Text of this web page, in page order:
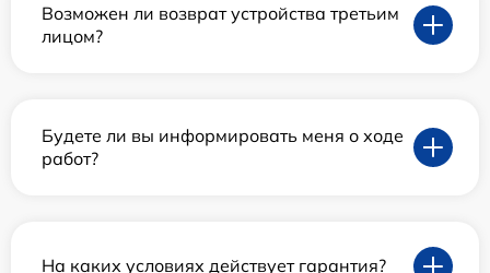
Возможен ли возврат устройства третьим
лицом?
Будете ли вы информировать меня о ходе
работ?
На каких условиях действует гарантия?